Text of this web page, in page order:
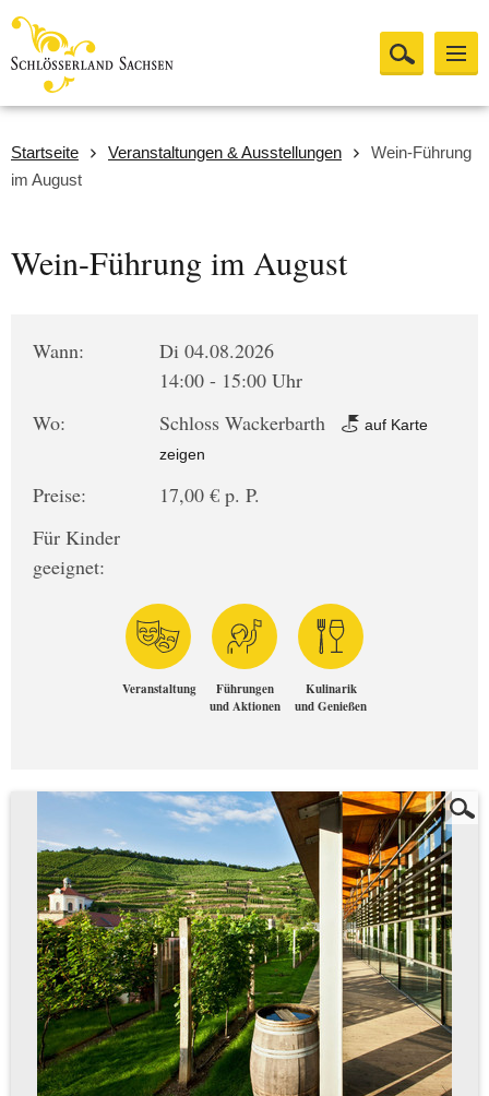
Startseite Veranstaltungen & Ausstellungen
Wein-Führung
im August
Wein-Führung im August
Wann:
Di 04.08.2026
14:00 - 15:00 Uhr
Wo:
Schloss Wackerbarth
auf Karte
zeigen
Preise:
17,00 € p. P.
Für Kinder
geeignet:
Veranstaltung
Führungen
und Aktionen
Kulinarik
und Genießen